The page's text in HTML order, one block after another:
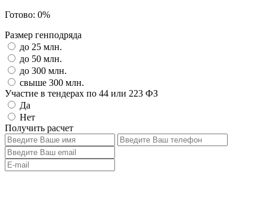
Готово: 0%
Размер генподряда
до 25 млн.
до 50 млн.
до 300 млн.
свыше 300 млн.
Участие в тендерах по 44 или 223 ФЗ
Да
Нет
Получить расчет